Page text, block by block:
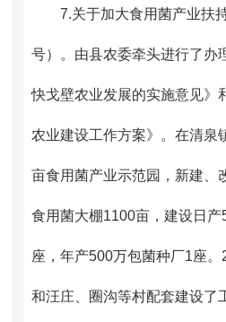
7.关于加大食用菌产业扶
号）。 由县农委牵头进行了办
快戈壁农业发展的实施意见》
农业建设工作方案》。在清泉
亩食用菌产业示范园，新建、
食用菌大棚1100亩，建设日
座，年产500万包菌种厂1座
和汪庄、圈沟等村配套建设了